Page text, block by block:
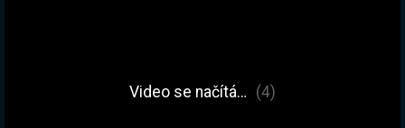
Video se načítá… (4)